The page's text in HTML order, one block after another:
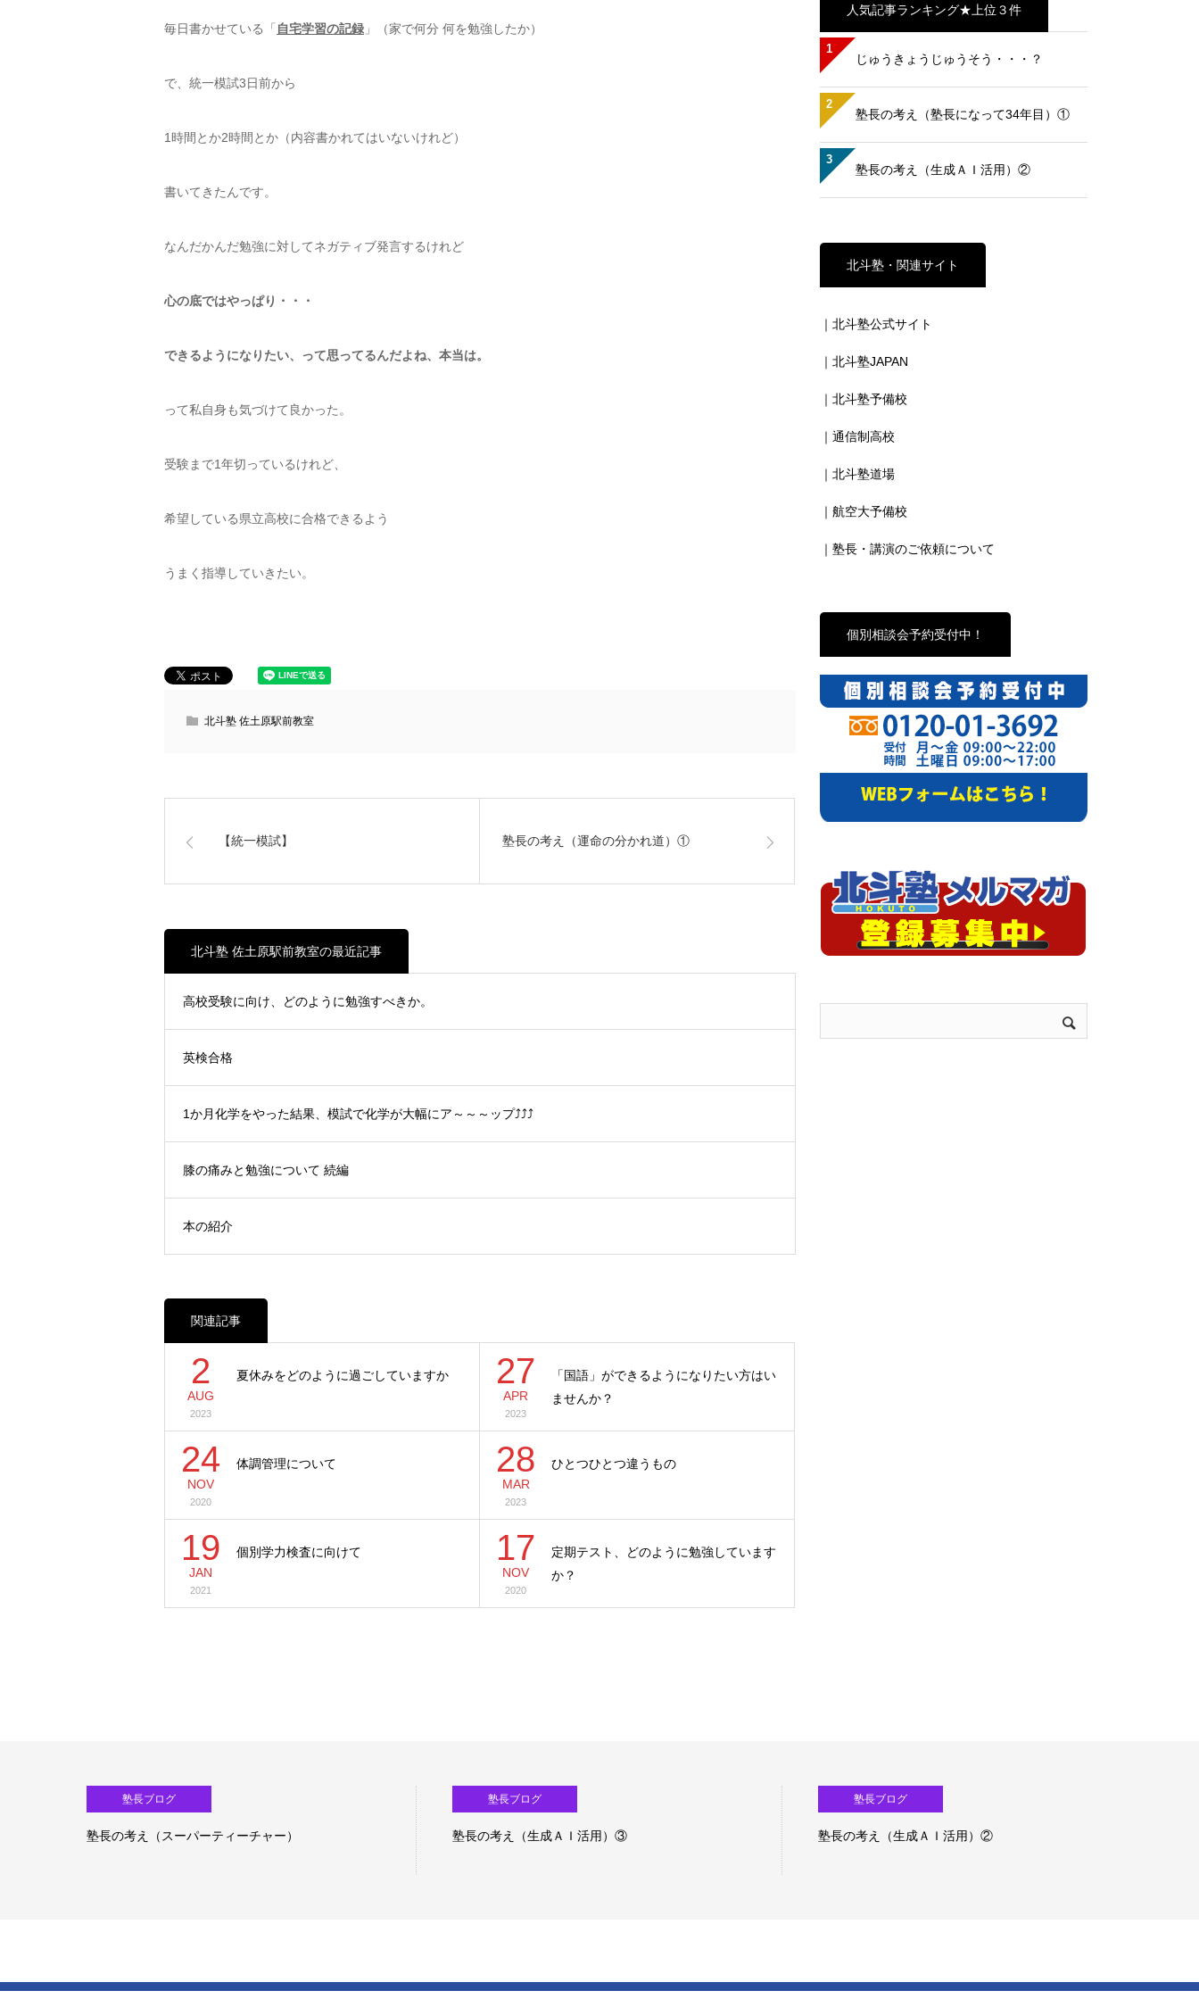
毎日書かせている「 自宅学習の記録 」（家で何分 何を勉強したか）
で、統一模試3日前から
1時間とか2時間とか（内容書かれてはいないけれど）
書いてきたんです。
なんだかんだ勉強に対してネガティブ発言するけれど
心の底ではやっぱり・・・
できるようになりたい、って思ってるんだよね、本当は。
って私自身も気づけて良かった。
受験まで1年切っているけれど、
希望している県立高校に合格できるよう
うまく指導していきたい。
北斗塾 佐土原駅前教室
【統一模試】 塾長の考え（運命の分かれ道）①
北斗塾 佐土原駅前教室の最近記事
高校受験に向け、どのように勉強すべきか。
英検合格
1か月化学をやった結果、模試で化学が大幅にア～～～ップ⤴⤴⤴
膝の痛みと勉強について 続編
本の紹介
関連記事
2
AUG
2023
夏休みをどのように過ごしていますか 27
APR
2023
「国語」ができるようになりたい方はい
ませんか？
24
NOV
2020
体調管理について 28
MAR
2023
ひとつひとつ違うもの
19
JAN
2021
個別学力検査に向けて 17
NOV
2020
定期テスト、どのように勉強しています
か？
人気記事ランキング★上位３件
1
じゅうきょうじゅうそう・・・？
2
塾長の考え（塾長になって34年目）①
3
塾長の考え（生成ＡＩ活用）②
北斗塾・関連サイト
｜北斗塾公式サイト
｜北斗塾JAPAN
｜北斗塾予備校
｜通信制高校
｜北斗塾道場
｜航空大予備校
｜塾長・講演のご依頼について
個別相談会予約受付中！
塾長ブログ
塾長の考え（生成ＡＩ活用）③
塾長ブログ
塾長の考え（生成ＡＩ活用）②
塾長ブログ
塾長の考え（生成ＡＩ活用）①